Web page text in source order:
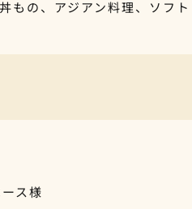
もの、アジアン料理、ソフ
ス様